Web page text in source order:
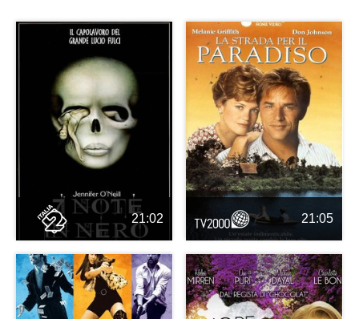
21:02 21:05